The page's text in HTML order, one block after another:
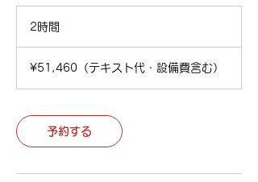
2時間
備
費
含
¥51,460（テキスト代・設備費含む）
予約する